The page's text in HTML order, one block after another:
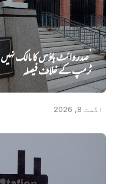
’صدر وائٹ ہاؤس کا مالک نہیں‌
ٹرمپ کے خلاف فیصلہ
اگست 8, 2026